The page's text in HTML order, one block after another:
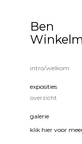
Ben
intro/welkom
exposities
overzicht
galerie
klik hier voor